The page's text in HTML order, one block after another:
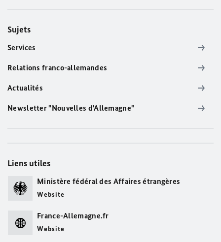
Sujets
Services
Relations franco-allemandes
Actualités
Newsletter "Nouvelles d'Allemagne"
Liens utiles
Ministère fédéral des Affaires étrangères
Website
France-Allemagne.fr
Website